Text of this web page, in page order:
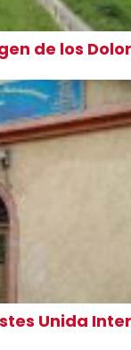
de los
Unida